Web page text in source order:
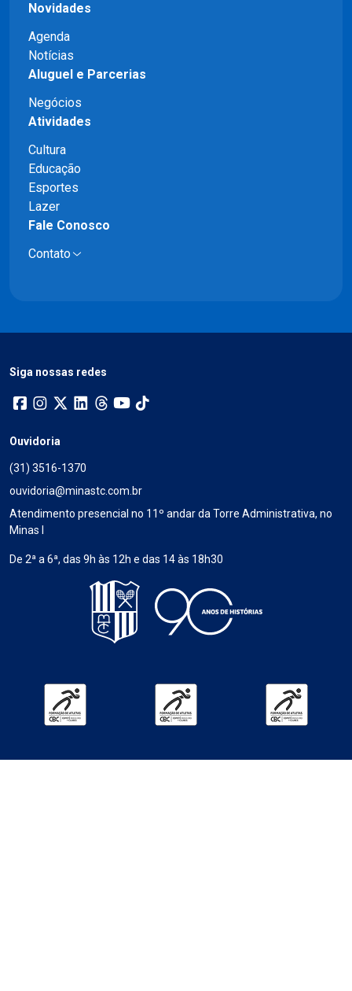
Novidades
Agenda
Notícias
Aluguel e Parcerias
Negócios
Atividades
Cultura
Educação
Esportes
Lazer
Fale Conosco
Contato
Siga nossas redes
Ouvidoria
(31) 3516-1370
ouvidoria@minastc.com.br
Atendimento presencial no 11º andar da Torre Administrativa, no
Minas I
De 2ª a 6ª, das 9h às 12h e das 14 às 18h30